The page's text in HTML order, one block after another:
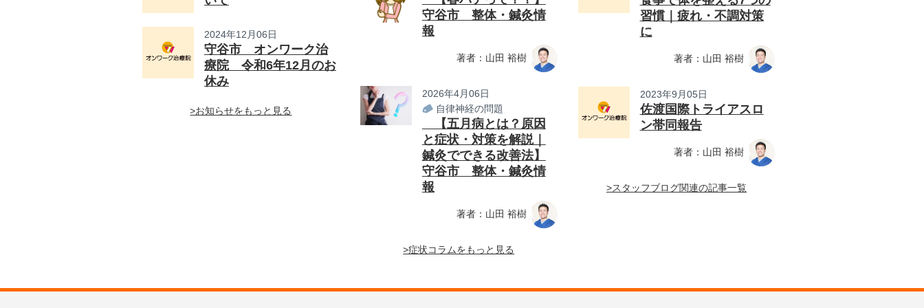
2024年12月06日
守谷市 オンワーク治
療院 令和6年12月のお
休み
>お知らせをもっと見る
守谷市 整体・鍼灸情
報
著者：山田 裕樹
2026年4月06日
自律神経の問題
【五月病とは？原因
と症状・対策を解説｜
鍼灸でできる改善法】
守谷市 整体・鍼灸情
報
著者：山田 裕樹
>症状コラムをもっと見る
習慣｜疲れ・不調対策
に
著者：山田 裕樹
2023年9月05日
佐渡国際トライアスロ
ン帯同報告
著者：山田 裕樹
>スタッフブログ関連の記事一覧